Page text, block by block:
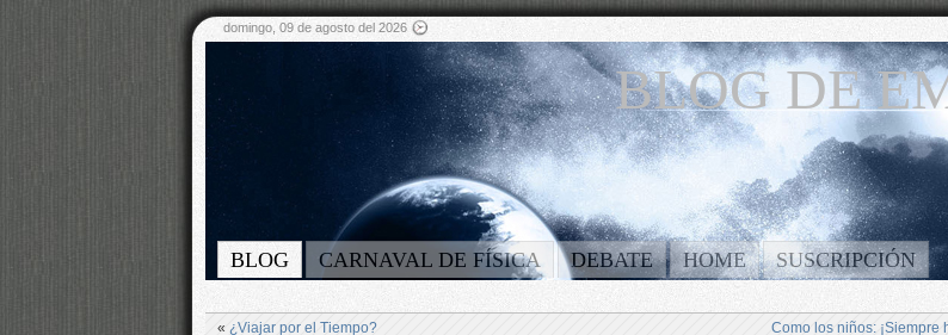
domingo, 09 de agosto del 2026
BLOG DE
BLOG CARNAVAL DE FÍSICA DEBATE HOME SUSCRIPCIÓN
« ¿Viajar por el Tiempo? Como los niños: ¡Siempre